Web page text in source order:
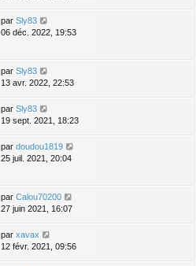
par Sly83
06 déc. 2022, 19:53
par Sly83
13 avr. 2022, 22:53
par Sly83
19 sept. 2021, 18:23
par doudou1819
25 juil. 2021, 20:04
par Calou70200
27 juin 2021, 16:07
par xavax
12 févr. 2021, 09:56